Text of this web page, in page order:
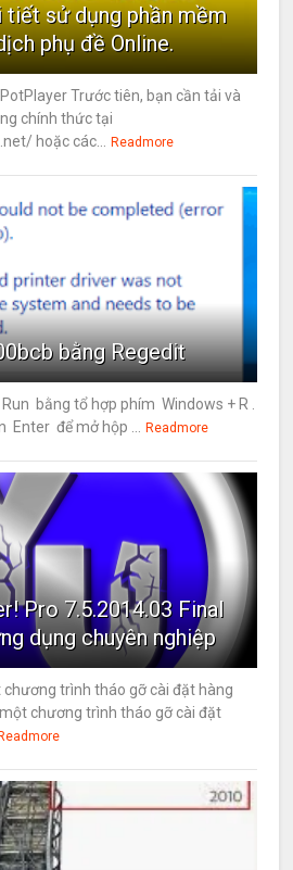
tiết sử dụng phần mềm
phụ đề Online.
Trước tiên, bạn cần tải và
chính thức tại
hoặc các... Readmore
bằng Regedit
bằng tổ hợp phím Windows + R .
Enter để mở hộp ... Readmore
Pro 7.5.2014.03 Final
dụng chuyên nghiệp
trình tháo gỡ cài đặt hàng
chương trình tháo gỡ cài đặt
Readmore